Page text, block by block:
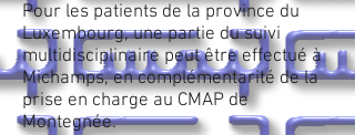
Pour les patients de la province du
Luxembourg, une partie du suivi
multidisciplinaire peut être effectué à
Michamps, en complémentarité de la
prise en charge au CMAP de
Montegnée.